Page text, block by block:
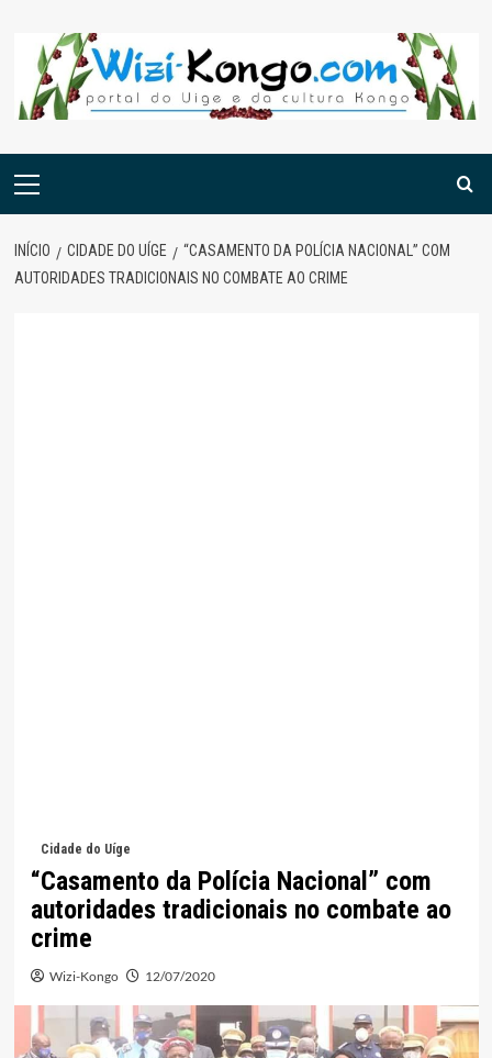
content
Menu
INÍCIO CIDADE DO UÍGE
“CASAMENTO DA POLÍCIA NACIONAL” COM
AUTORIDADES TRADICIONAIS NO COMBATE AO CRIME
Cidade do Uíge
“Casamento da Polícia Nacional” com
autoridades tradicionais no combate ao
crime
Wizi-Kongo 12/07/2020